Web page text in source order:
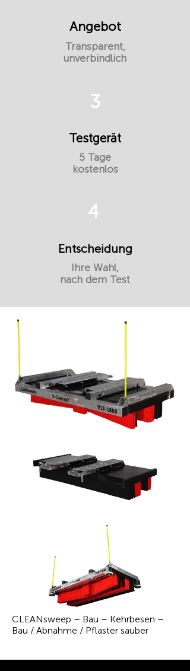
Angebot
Transparent,
unverbindlich
3
Testgerät
5 Tage
kostenlos
4
Entscheidung
Ihre Wahl,
nach dem Test
CLEANsweep – Bau – Kehrbesen –
Bau / Abnahme / Pflaster sauber